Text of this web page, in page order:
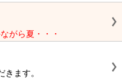
がら夏・・・
ます。